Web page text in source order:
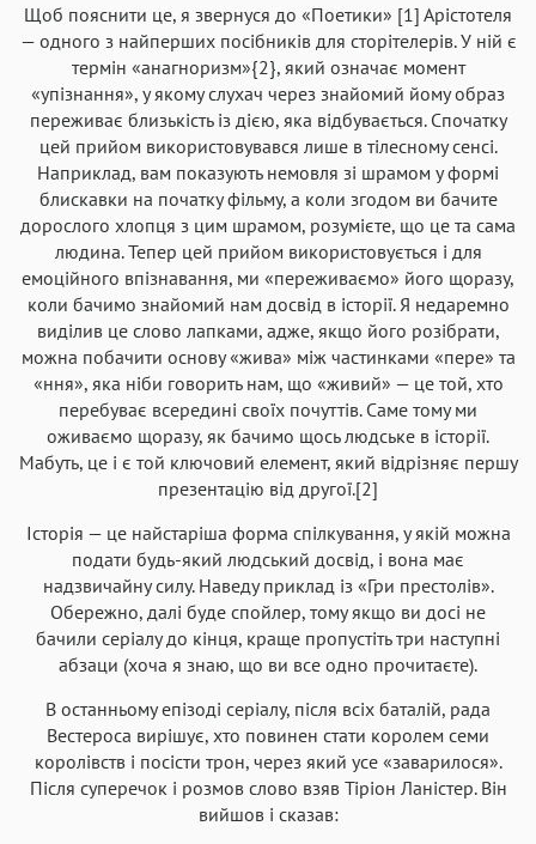
Щоб пояснити це, я звернуся до «Поетики» [1] Арістотеля
— одного з найперших посібників для сторітелерів. У ній є
термін «анагноризм»{2}, який означає момент
«упізнання», у якому слухач через знайомий йому образ
переживає близькість із дією, яка відбувається. Спочатку
цей прийом використовувався лише в тілесному сенсі.
Наприклад, вам показують немовля зі шрамом у формі
блискавки на початку фільму, а коли згодом ви бачите
дорослого хлопця з цим шрамом, розумієте, що це та сама
людина. Тепер цей прийом використовується і для
емоційного впізнавання, ми «переживаємо» його щоразу,
коли бачимо знайомий нам досвід в історії. Я недаремно
виділив це слово лапками, адже, якщо його розібрати,
можна побачити основу «жива» між частинками «пере» та
«ння», яка ніби говорить нам, що «живий» — це той, хто
перебуває всередині своїх почуттів. Саме тому ми
оживаємо щоразу, як бачимо щось людське в історії.
Мабуть, це і є той ключовий елемент, який відрізняє першу
презентацію від другої.[2]
Історія — це найстаріша форма спілкування, у якій можна
подати будь-який людський досвід, і вона має
надзвичайну силу. Наведу приклад із «Гри престолів».
Обережно, далі буде спойлер, тому якщо ви досі не
бачили серіалу до кінця, краще пропустіть три наступні
абзаци (хоча я знаю, що ви все одно прочитаєте).
В останньому епізоді серіалу, після всіх баталій, рада
Вестероса вирішує, хто повинен стати королем семи
королівств і посісти трон, через який усе «заварилося».
Після суперечок і розмов слово взяв Тіріон Ланістер. Він
вийшов і сказав: